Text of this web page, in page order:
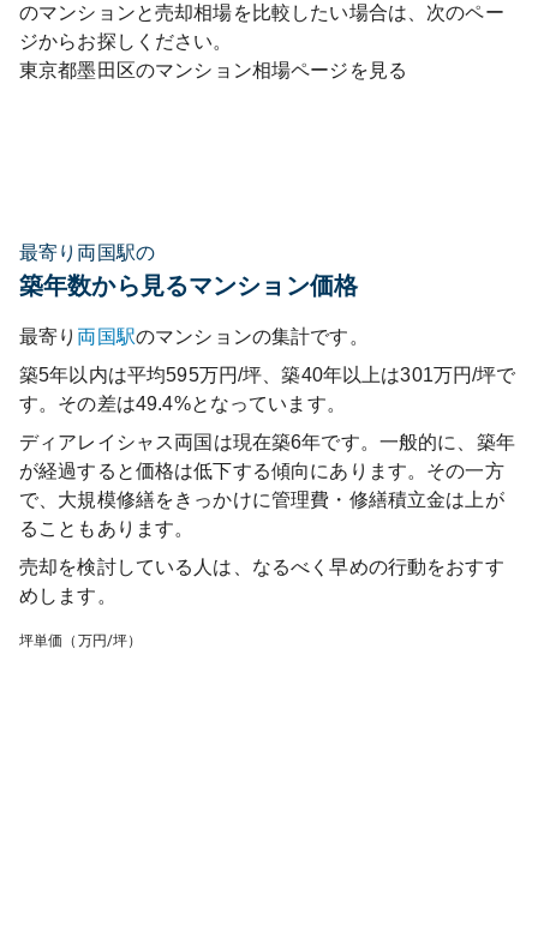
のマンションと売却相場を比較したい場合は、次のペー
ジからお探しください。
東京都墨田区のマンション相場ページを見る
最寄り両国駅の
築年数から見るマンション価格
最寄り 両国駅のマンションの集計です。
築5年以内は平均595万円/坪、築40年以上は301万円/坪で
す。その差は49.4%となっています。
ディアレイシャス両国 は現在築6年です。一般的に、築年
が経過すると価格は低下する傾向にあります。その一方
で、大規模修繕をきっかけに管理費・修繕積立金は上が
ることもあります。
売却を検討している人は、なるべく早めの行動をおすす
めします。
坪単価（万円/坪）